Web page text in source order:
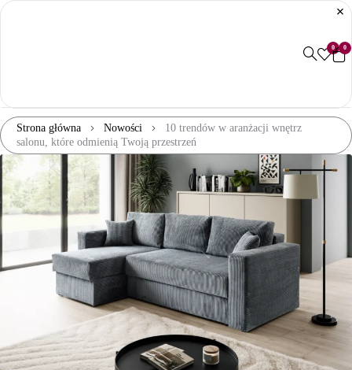
0 0
Strona główna Nowości
10 trendów w aranżacji wnętrz
salonu, które odmienią Twoją przestrzeń